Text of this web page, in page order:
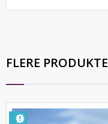
FLERE